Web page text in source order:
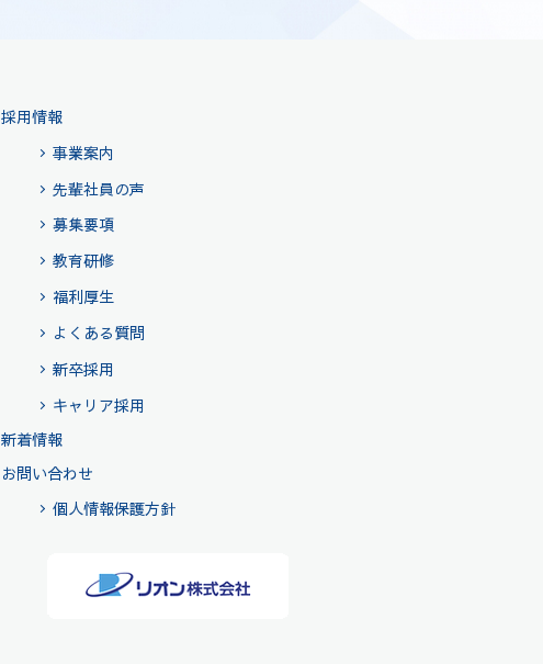
採用情報
事業案内
先輩社員の声
募集要項
教育研修
福利厚生
よくある質問
新卒採用
キャリア採用
新着情報
お問い合わせ
個人情報保護方針